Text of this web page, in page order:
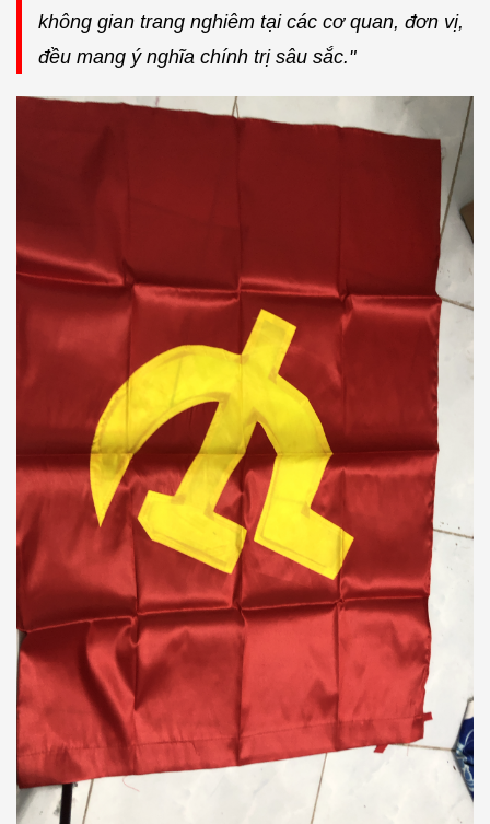
không gian trang nghiêm tại các cơ quan, đơn vị,
đều mang ý nghĩa chính trị sâu sắc."